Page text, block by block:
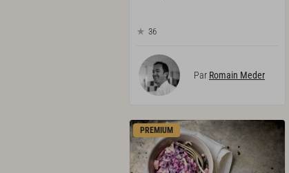
36
Par Romain Meder
PREMIUM